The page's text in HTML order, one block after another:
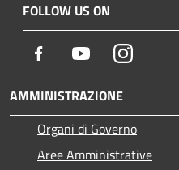
FOLLOW US ON
Facebook YoutubeInstagram
AMMINISTRAZIONE
Organi di Governo
Aree Amministrative